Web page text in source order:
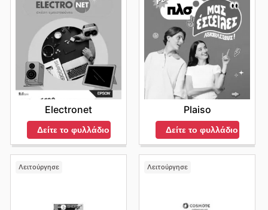
Electronet
Δείτε το φυλλάδιο
Plaiso
Δείτε το φυλλάδιο
Λειτούργησε Λειτούργησε